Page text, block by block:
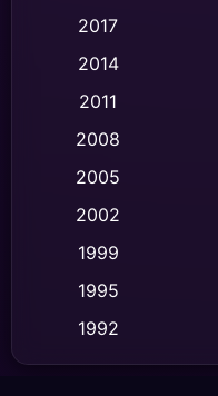
Comedy ตลก
Crime อาชญากรรม
Cult Film
Dance เต้น
Detective สืบสวน
2017
2014
2011
2008
2005
2002
1999
1995
1992
1989